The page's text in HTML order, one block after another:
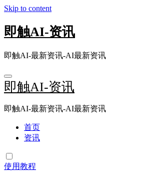
Skip to content
即触AI-资讯
即触AI-最新资讯-AI最新资讯
即触AI-资讯
即触AI-最新资讯-AI最新资讯
首页
资讯
使用教程